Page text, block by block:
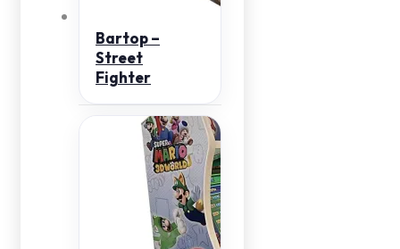
Bartop –
Street
Fighter